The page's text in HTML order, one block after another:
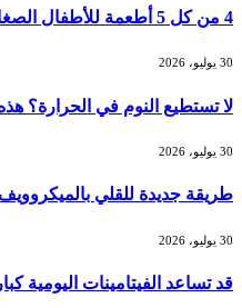
4 من كل 5 أطعمة للأطفال الصغار تتم معالجتها بشكل فائق
30 يوليو، 2026
لا تستطيع النوم في الحرارة؟
30 يوليو، 2026
طريقة جديدة للقلي
30 يوليو، 2026
قد تساعد الفيتامينات اليومية